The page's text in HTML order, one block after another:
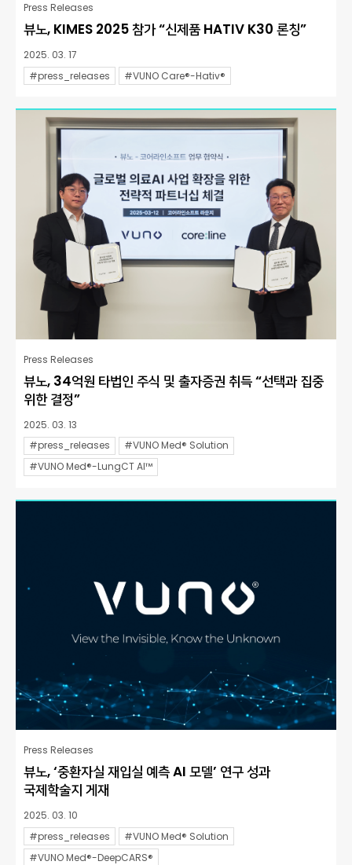
Press Releases
뷰노, KIMES 2025 참가 “신제품 HATIV K30 론칭”
2025. 03. 17
#press_releases
#VUNO Care®-Hativ®
Press Releases
뷰노, 34억원 타법인 주식 및 출자증권 취득 “선택과 집중
위한 결정”
2025. 03. 13
#press_releases
#VUNO Med® Solution
#VUNO Med®-LungCT AI™
Press Releases
뷰노, ‘중환자실 재입실 예측 AI 모델’ 연구 성과
국제학술지 게재
2025. 03. 10
#press_releases
#VUNO Med® Solution
#VUNO Med®-DeepCARS®